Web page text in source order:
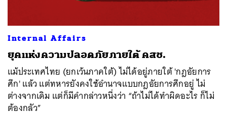
Internal Affairs
ยุคแห่งความปลอดภัย​ภายใต้ คสช.
แม้ประเทศไทย (ยกเว้นภาคใต้) ไม่ได้อยู่ภายใต้ 'กฎอัยการ
ศึก' แล้ว แต่ทหารยังคงใช้อำนาจแบบกฎอัยการศึกอยู่ ไม่
ต่างจากเดิม แต่ก็มีคำกล่าวหนึ่งว่า “ถ้าไม่ได้ทำผิดอะไร ก็ไม่
ต้องกลัว”